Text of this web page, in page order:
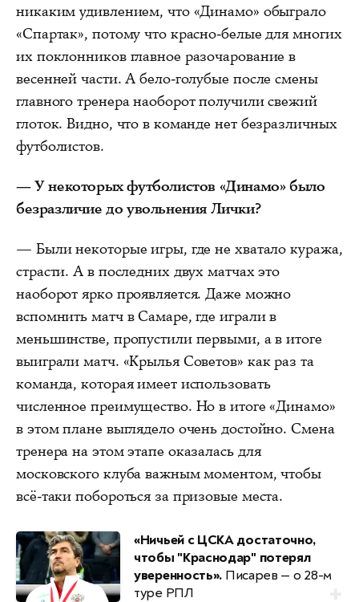
никаким удивлением, что «Динамо» обыграло
«Спартак», потому что красно-белые для многих
их поклонников главное разочарование в
весенней части. А бело-голубые после смены
главного тренера наоборот получили свежий
глоток. Видно, что в команде нет безразличных
футболистов.
— У некоторых футболистов «Динамо» было
безразличие до увольнения Лички?
— Были некоторые игры, где не хватало куража,
страсти. А в последних двух матчах это
наоборот ярко проявляется. Даже можно
вспомнить матч в Самаре, где играли в
меньшинстве, пропустили первыми, а в итоге
выиграли матч. «Крылья Советов» как раз та
команда, которая имеет использовать
численное преимущество. Но в итоге «Динамо»
в этом плане выглядело очень достойно. Смена
тренера на этом этапе оказалась для
московского клуба важным моментом, чтобы
всё-таки побороться за призовые места.
«Ничьей с ЦСКА достаточно,
чтобы "Краснодар" потерял
уверенность». Писарев — о 28-м
туре РПЛ